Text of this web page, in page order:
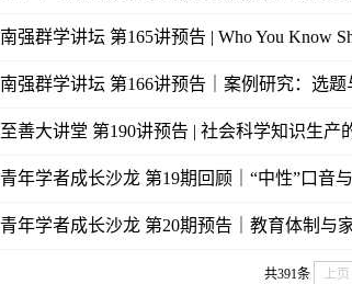
南强群学讲坛 第165讲预告 | Who You Know
南强群学讲坛 第166讲预告｜案例研究：选题
至善大讲堂 第190讲预告 | 社会科学知识生产
青年学者成长沙龙 第19期回顾｜“中性”口音
青年学者成长沙龙 第20期预告｜教育体制
共391条 上页